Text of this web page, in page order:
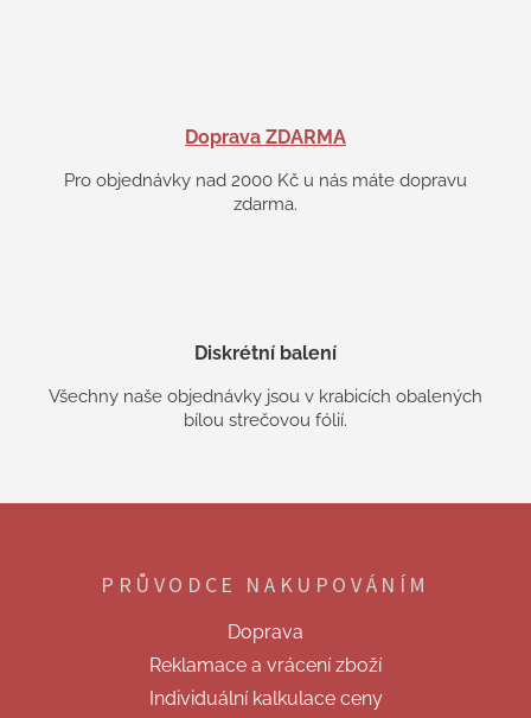
Doprava ZDARMA
Pro objednávky nad 2000 Kč u nás máte dopravu
zdarma.
Diskrétní balení
Všechny naše objednávky jsou v krabicích obalených
bílou strečovou fólií.
Z
PRŮVODCE NAKUPOVÁNÍM
Doprava
Reklamace a vrácení zboží
Individuální kalkulace ceny